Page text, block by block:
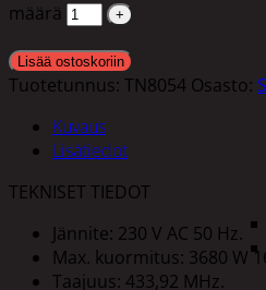
määrä
Lisää ostoskoriin
Tuotetunnus: TN8054 Osasto:
Kuvaus
Lisätiedot
TEKNISET TIEDOT
Jännite: 230 V AC 50 Hz.
Max. kuormitus: 3680 W
Taajuus: 433,92 MHz.